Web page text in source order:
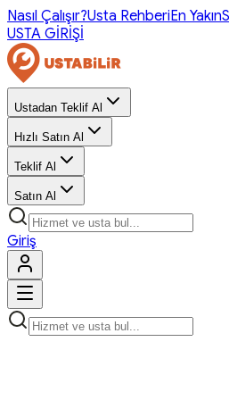
Nasıl Çalışır?Usta RehberiEn Yakın
USTA GİRİŞİ
Ustadan Teklif Al
Hızlı Satın Al
Teklif Al
Satın Al
Giriş